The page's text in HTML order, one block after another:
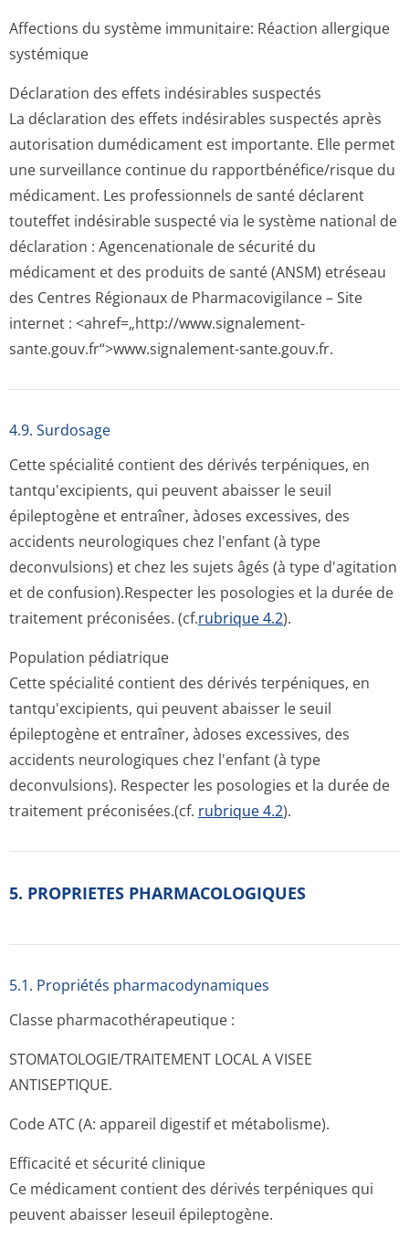
Affections du système immunitaire: Réaction allergique
systémique
Déclaration des effets indésirables suspectés
La déclaration des effets indésirables suspectés après
autorisation dumédicament est importante. Elle permet
une surveillance continue du rapportbénéfi­ce/risque du
médicament. Les professionnels de santé déclarent
touteffet indésirable suspecté via le système national de
déclaration : Agencenationale de sécurité du
médicament et des produits de santé (ANSM) etréseau
des Centres Régionaux de Pharmacovigilance – Site
internet : <ahref=„http://­www.signalement-
sante.gouv.fr“>www­.signalement-sante.gouv.fr.
4.9. Surdosage
Cette spécialité contient des dérivés terpéniques, en
tantqu'excipients, qui peuvent abaisser le seuil
épileptogène et entraîner, àdoses excessives, des
accidents neurologiques chez l'enfant (à type
deconvulsions) et chez les sujets âgés (à type d'agitation
et de confusion).Res­pecter les posologies et la durée de
traitement préconisées. (cf.rubrique 4.2).
Population pédiatrique
Cette spécialité contient des dérivés terpéniques, en
tantqu'excipients, qui peuvent abaisser le seuil
épileptogène et entraîner, àdoses excessives, des
accidents neurologiques chez l'enfant (à type
deconvulsions). Respecter les posologies et la durée de
traitement préconisées.(cf. rubrique 4.2).
5. PROPRIETES PHARMACOLOGIQUES
5.1. Propriétés pharmacodynami­ques
Classe pharmacothéra­peutique :
STOMATOLOGIE/TRA­ITEMENT LOCAL A VISEE
ANTISEPTIQUE.
Code ATC (A: appareil digestif et métabolisme).
Efficacité et sécurité clinique
Ce médicament contient des dérivés terpéniques qui
peuvent abaisser leseuil épileptogène.